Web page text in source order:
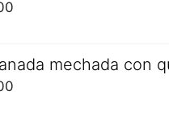
mechada con
del precio es solo para
realizar
la diferencia del costo de envío